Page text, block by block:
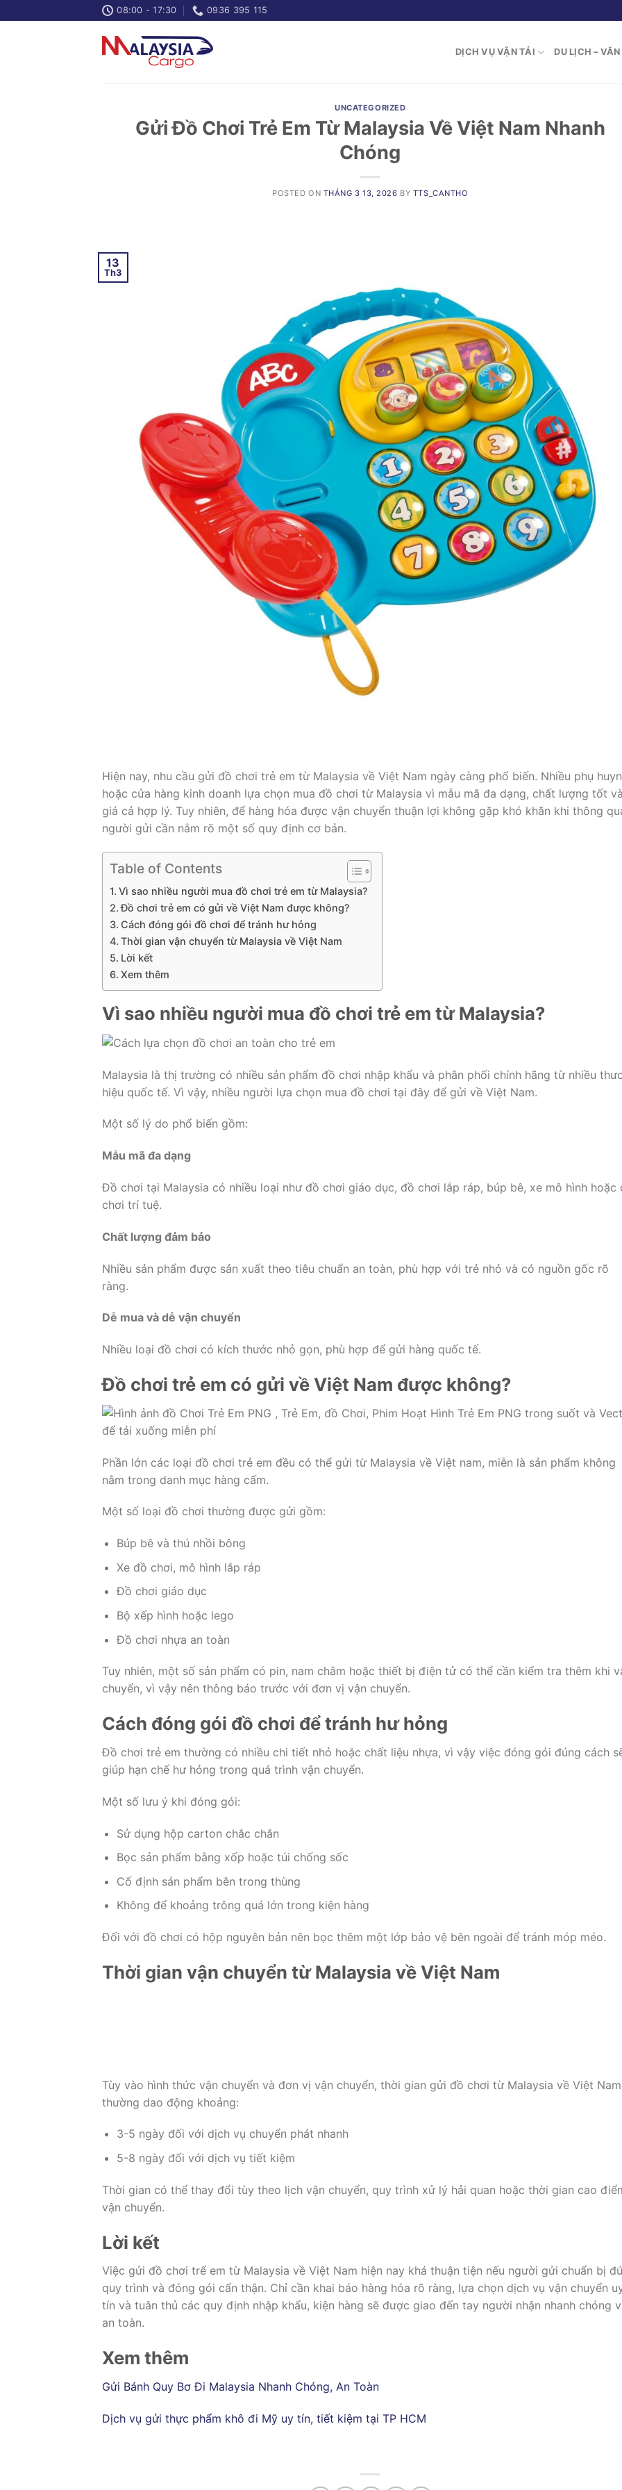
to
08:00 - 17:30 0936 395 115
DỊCH VỤ VẬN TẢI DU LỊCH –
UNCATEGORIZED
Gửi Đồ Chơi Trẻ Em Từ Malaysia Về Việt Nam Nhanh
Chóng
POSTED ON THÁNG 3 13, 2026 BY TTS_CANTHO
13
Th3
Hiện nay, nhu cầu gửi đồ chơi trẻ em từ Malaysia về Việt Nam ngày càng phổ biến. Nhiều phụ
hoặc cửa hàng kinh doanh lựa chọn mua đồ chơi từ Malaysia vì mẫu mã đa dạng, chất lượng tốt
giá cả hợp lý. Tuy nhiên, để hàng hóa được vận chuyển thuận lợi không gặp khó khăn khi thông
người gửi cần nắm rõ một số quy định cơ bản.
Table of Contents
Vì sao nhiều người mua đồ chơi trẻ em từ Malaysia?
Đồ chơi trẻ em có gửi về Việt Nam được không?
Cách đóng gói đồ chơi để tránh hư hỏng
Thời gian vận chuyển từ Malaysia về Việt Nam
Lời kết
Xem thêm
Vì sao nhiều người mua đồ chơi trẻ em từ Malaysia?
Malaysia là thị trường có nhiều sản phẩm đồ chơi nhập khẩu và phân phối chính hãng từ nhiều
hiệu quốc tế. Vì vậy, nhiều người lựa chọn mua đồ chơi tại đây để gửi về Việt Nam.
Một số lý do phổ biến gồm:
Mẫu mã đa dạng
Đồ chơi tại Malaysia có nhiều loại như đồ chơi giáo dục, đồ chơi lắp ráp, búp bê, xe mô hình hoặc
chơi trí tuệ.
Chất lượng đảm bảo
Nhiều sản phẩm được sản xuất theo tiêu chuẩn an toàn, phù hợp với trẻ nhỏ và có nguồn gốc rõ
ràng.
Dễ mua và dễ vận chuyển
Nhiều loại đồ chơi có kích thước nhỏ gọn, phù hợp để gửi hàng quốc tế.
Đồ chơi trẻ em có gửi về Việt Nam được không?
Phần lớn các loại đồ chơi trẻ em đều có thể gửi từ Malaysia về Việt nam, miễn là sản phẩm không
nằm trong danh mục hàng cấm.
Một số loại đồ chơi thường được gửi gồm:
Búp bê và thú nhồi bông
Xe đồ chơi, mô hình lắp ráp
Đồ chơi giáo dục
Bộ xếp hình hoặc lego
Đồ chơi nhựa an toàn
Tuy nhiên, một số sản phẩm có pin, nam châm hoặc thiết bị điện tử có thể cần kiểm tra thêm khi
chuyển, vì vậy nên thông báo trước với đơn vị vận chuyển.
Cách đóng gói đồ chơi để tránh hư hỏng
Đồ chơi trẻ em thường có nhiều chi tiết nhỏ hoặc chất liệu nhựa, vì vậy việc đóng gói đúng cách
giúp hạn chế hư hỏng trong quá trình vận chuyển.
Một số lưu ý khi đóng gói:
Sử dụng hộp carton chắc chắn
Bọc sản phẩm bằng xốp hoặc túi chống sốc
Cố định sản phẩm bên trong thùng
Không để khoảng trông quá lớn trong kiện hàng
Đối với đồ chơi có hộp nguyên bản nên bọc thêm một lớp bảo vệ bên ngoài để tránh móp méo.
Thời gian vận chuyển từ Malaysia về Việt Nam
Tùy vào hình thức vận chuyển và đơn vị vận chuyển, thời gian gửi đồ chơi từ Malaysia về Việt Nam
thường dao động khoảng:
3-5 ngày đối với dịch vụ chuyển phát nhanh
5-8 ngày đối với dịch vụ tiết kiệm
Thời gian có thể thay đổi tùy theo lịch vận chuyển, quy trình xử lý hải quan hoặc thời gian cao
vận chuyển.
Lời kết
Việc gửi đồ chơi trể em từ Malaysia về Việt Nam hiện nay khá thuận tiện nếu người gửi chuẩn bị
quy trình và đóng gói cẩn thận. Chỉ cần khai báo hàng hóa rõ ràng, lựa chọn dịch vụ vận chuyển
tín và tuân thủ các quy định nhập khẩu, kiện hàng sẽ được giao đến tay người nhận nhanh chóng
an toàn.
Xem thêm
Gửi Bánh Quy Bơ Đi Malaysia Nhanh Chóng, An Toàn
Dịch vụ gửi thực phẩm khô đi Mỹ uy tín, tiết kiệm tại TP HCM